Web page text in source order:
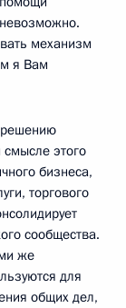
механизм
я Вам
решению
этого
бизнеса,
торгового
сообщества.
же
для
общих дел,